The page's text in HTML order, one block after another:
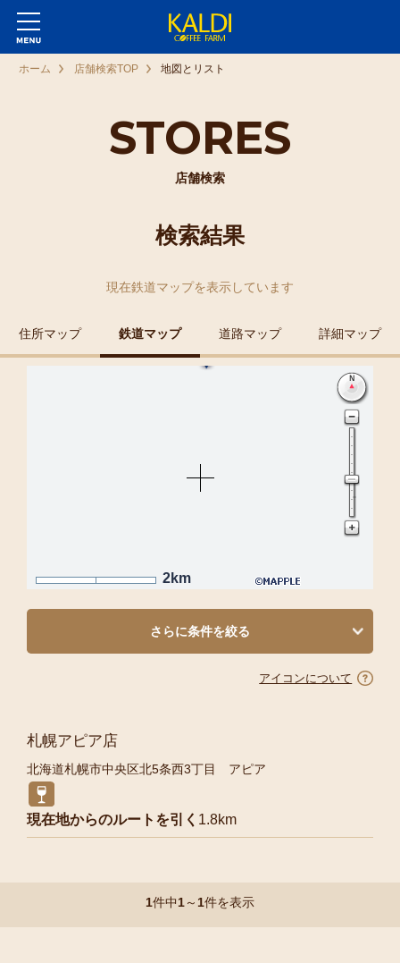
STORES
店舗検索
ホーム 店舗検索TOP 地図とリスト
検索結果
現在鉄道マップを表示しています
住所マップ 鉄道マップ 道路マップ 詳細マップ
2km
さらに条件を絞る
アイコンについて
札幌アピア店
北海道札幌市中央区北5条西3丁目 アピア
現在地からのルートを引く 1.8km
1件中1～1件を表示